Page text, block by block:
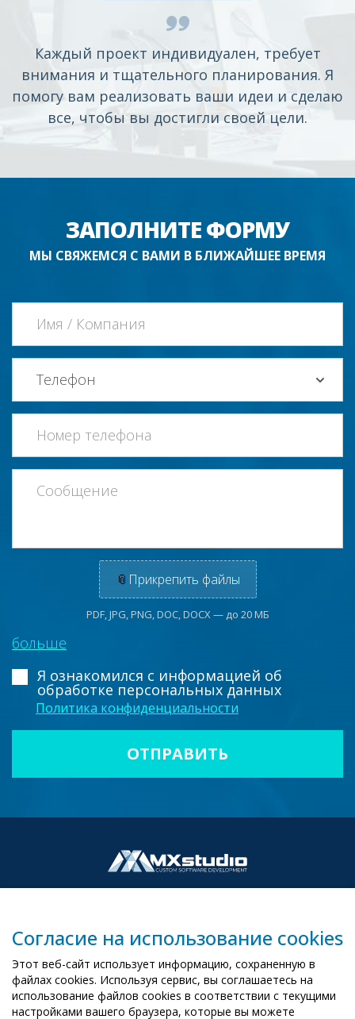
Каждый проект индивидуален, требует
внимания и тщательного планирования. Я
помогу вам реализовать ваши идеи и сделаю
все, чтобы вы достигли своей цели.
ЗАПОЛНИТЕ ФОРМУ
МЫ СВЯЖЕМСЯ С ВАМИ В БЛИЖАЙШЕЕ ВРЕМЯ
📎 Прикрепить файлы
PDF, JPG, PNG, DOC, DOCX — до 20 МБ
больше
Я ознакомился с информацией об
обработке персональных данных
Политика конфиденциальности
biuro@mx-studio.pl
+48 574 665 299
Согласие на использование cookies
Этот веб-сайт использует информацию, сохраненную в
файлах cookies. Используя сервис, вы соглашаетесь на
использование файлов cookies в соответствии с текущими
настройками вашего браузера, которые вы можете